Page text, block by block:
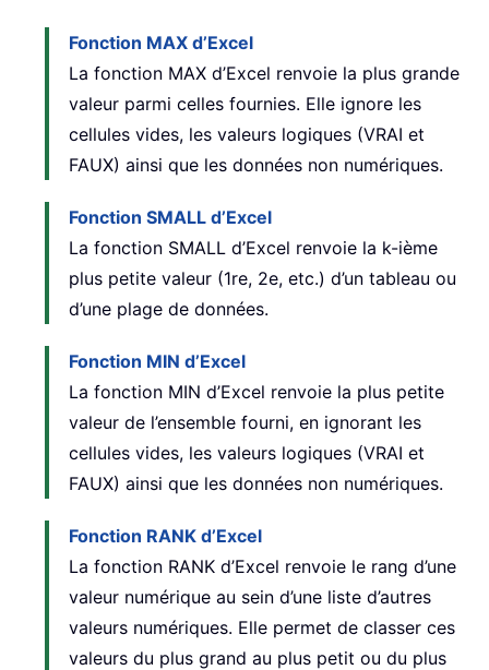
Fonction MAX d’Excel
La fonction MAX d’Excel renvoie la plus grande
valeur parmi celles fournies. Elle ignore les
cellules vides, les valeurs logiques (VRAI et
FAUX) ainsi que les données non numériques.
Fonction SMALL d’Excel
La fonction SMALL d’Excel renvoie la k-ième
plus petite valeur (1re, 2e, etc.) d’un tableau ou
d’une plage de données.
Fonction MIN d’Excel
La fonction MIN d’Excel renvoie la plus petite
valeur de l’ensemble fourni, en ignorant les
cellules vides, les valeurs logiques (VRAI et
FAUX) ainsi que les données non numériques.
Fonction RANK d’Excel
La fonction RANK d’Excel renvoie le rang d’une
valeur numérique au sein d’une liste d’autres
valeurs numériques. Elle permet de classer ces
valeurs du plus grand au plus petit ou du plus